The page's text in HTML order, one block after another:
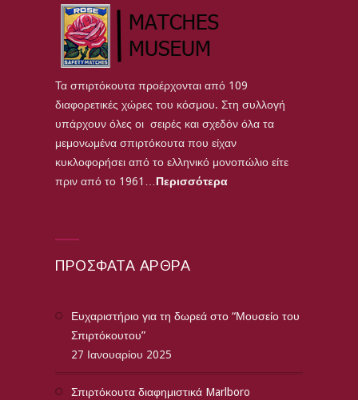
Τα σπιρτόκουτα προέρχονται από 109
διαφορετικές χώρες του κόσμου. Στη συλλογή
υπάρχουν όλες οι σειρές και σχεδόν όλα τα
μεμονωμένα σπιρτόκουτα που είχαν
κυκλοφορήσει από το ελληνικό μονοπώλιο είτε
πριν από το 1961…Περισσότερα
ΠΡΌΣΦΑΤΑ ΆΡΘΡΑ
Ευχαριστήριο για τη δωρεά στο “Μουσείο του
Σπιρτόκουτου”
27 Ιανουαρίου 2025
Σπιρτόκουτα διαφημιστικά Marlboro